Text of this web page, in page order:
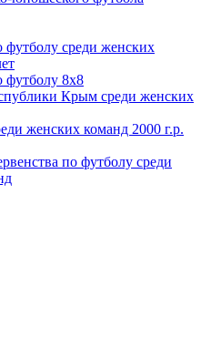
футболу среди женских
футболу 8х8
Крым среди женских
женских команд 2000 г.р.
по футболу среди